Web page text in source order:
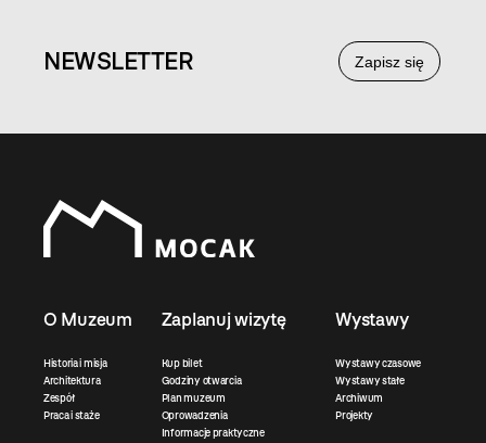
Zapisz się
NEWSLETTER
O Muzeum
Historia i misja
Architektura
Zespół
Praca i staże
Zaplanuj wizytę
Kup bilet
Godziny otwarcia
Plan muzeum
Oprowadzenia
Informacje praktyczne
Wystawy
Wystawy czasowe
Wystawy stałe
Archiwum
Projekty